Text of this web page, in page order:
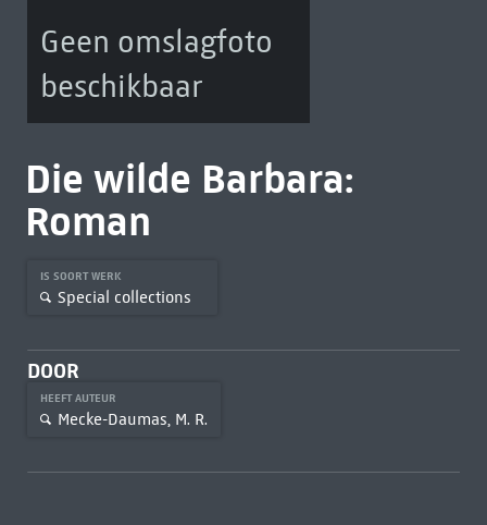
Geen omslagfoto
beschikbaar
Die wilde Barbara:
Roman
IS SOORT WERK
Special collections
DOOR
HEEFT AUTEUR
Mecke-Daumas, M. R.